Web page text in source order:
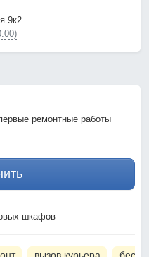
9к2
ремонтные работы
шкафов